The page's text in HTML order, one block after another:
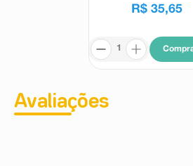
R$ 35,65
Avaliações